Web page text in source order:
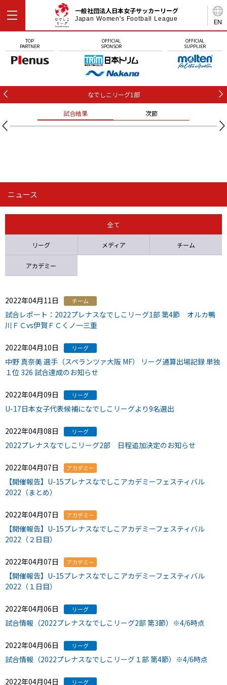
EN
一般社団法人日本女子サッカーリーグ
Japan Women's Football League
TOP
PARTNER
OFFICIAL
SPONSOR
OFFICIAL
SUPPLIER
なでしこリーグ1部
試合結果 次節
ニュース
全て
リーグ メディア チーム
アカデミー
2022年04月11日 チーム
試合レポート：2022プレナスなでしこリーグ1部 第4節 オルカ鴨
川ＦＣvs伊賀ＦＣくノ一三重
2022年04月10日 リーグ
中野 真奈美 選手（スペランツァ大阪 MF） リーグ通算出場記録 単独
１位 326 試合達成のお知らせ
2022年04月09日 リーグ
U-17日本女子代表候補になでしこリーグより9名選出
2022年04月08日 リーグ
2022プレナスなでしこリーグ2部 日程追加決定のお知らせ
2022年04月07日 アカデミー
【開催報告】U-15プレナスなでしこアカデミーフェスティバル
2022（まとめ）
2022年04月07日 アカデミー
【開催報告】U-15プレナスなでしこアカデミーフェスティバル
2022（２日目）
2022年04月07日 アカデミー
【開催報告】U-15プレナスなでしこアカデミーフェスティバル
2022（１日目）
2022年04月06日 リーグ
試合情報（2022プレナスなでしこリーグ2部 第3節）※4/6時点
2022年04月06日 リーグ
試合情報（2022プレナスなでしこリーグ１部 第4節）※4/6時点
2022年04月04日 リーグ